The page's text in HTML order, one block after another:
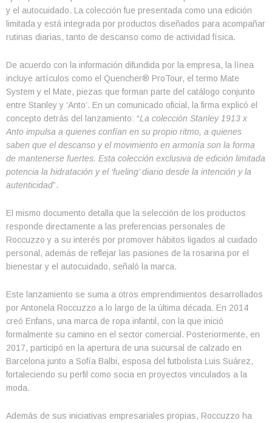
y el autocuidado. La colección fue presentada como una edición
limitada y está integrada por productos diseñados para acompañar
rutinas diarias, tanto de descanso como de actividad física.
De acuerdo con la información difundida por la empresa, la línea
incluye artículos como el Quencher® ProTour, el termo Mate
System y el Mate, piezas que forman parte del catálogo conjunto
entre Stanley y ‘Anto’. En un comunicado oficial, la firma explicó el
concepto detrás del lanzamiento: “La colección Stanley 1913 x
Anto impulsa a quienes confían en su propio ritmo, a quienes
saben que el descanso y el movimiento en armonía son la forma
de mantenerse fuertes. Esta colección exclusiva de edición limitada
potencia la hidratación y el ‘fueling’ diario desde la intención y la
autenticidad”.
El mismo documento detalla que la selección de los productos
responde directamente a las preferencias personales de
Roccuzzo y a su interés por promover hábitos ligados al cuidado
personal, además de reflejar las pasiones de la rosarina por el
bienestar y el autocuidado, señaló la marca.
Este lanzamiento se suma a otros emprendimientos desarrollados
por Antonela Roccuzzo a lo largo de la última década. En 2014
creó Enfans, una marca de ropa infantil, con la que inició
formalmente su camino en el sector comercial. Posteriormente, en
2017, participó en la apertura de una sucursal de calzado en
Barcelona junto a Sofía Balbi, esposa del futbolista Luis Suárez,
fortaleciendo su perfil como socia en proyectos vinculados a la
moda.
Además de sus iniciativas empresariales propias, Roccuzzo ha